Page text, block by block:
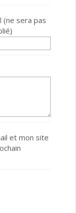
(ne sera pas
et mon site